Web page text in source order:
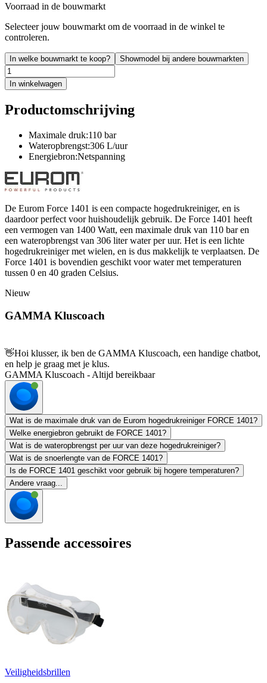
Voorraad in de bouwmarkt
Selecteer jouw bouwmarkt om de voorraad in de winkel te
controleren.
In welke bouwmarkt te koop? Showmodel bij andere bouwmarkten
In winkelwagen
Productomschrijving
Maximale druk:110 bar
Wateropbrengst:306 L/uur
Energiebron:Netspanning
De Eurom Force 1401 is een compacte hogedrukreiniger, en is
daardoor perfect voor huishoudelijk gebruik. De Force 1401 heeft
een vermogen van 1400 Watt, een maximale druk van 110 bar en
een wateropbrengst van 306 liter water per uur. Het is een lichte
hogedrukreiniger met wielen, en is dus makkelijk te verplaatsen. De
Force 1401 is bovendien geschikt voor water met temperaturen
tussen 0 en 40 graden Celsius.
Nieuw
GAMMA Kluscoach
👋Hoi klusser, ik ben de GAMMA Kluscoach, een handige chatbot,
en help je graag met je klus.
GAMMA Kluscoach - Altijd bereikbaar
Wat is de maximale druk van de Eurom hogedrukreiniger FORCE 1401?
Welke energiebron gebruikt de FORCE 1401?
Wat is de wateropbrengst per uur van deze hogedrukreiniger?
Wat is de snoerlengte van de FORCE 1401?
Is de FORCE 1401 geschikt voor gebruik bij hogere temperaturen?
Andere vraag...
Passende accessoires
Veiligheidsbrillen